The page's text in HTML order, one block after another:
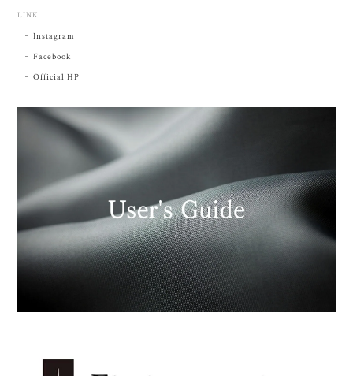
LINK
Instagram
Facebook
Official HP